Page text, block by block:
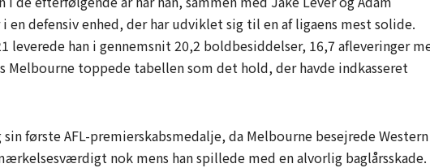
defensiv enhed, der har udviklet sig til en af ligaens mest solide.
leverede han i gennemsnit 20,2 boldbesiddelser, 16,7 afleveringer
Melbourne toppede tabellen som det hold, der havde indkasseret
første AFL-premierskabsmedalje, da Melbourne besejrede Western
nok mens han spillede med en alvorlig baglårsskade.